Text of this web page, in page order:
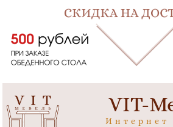
VIT-
Интернет